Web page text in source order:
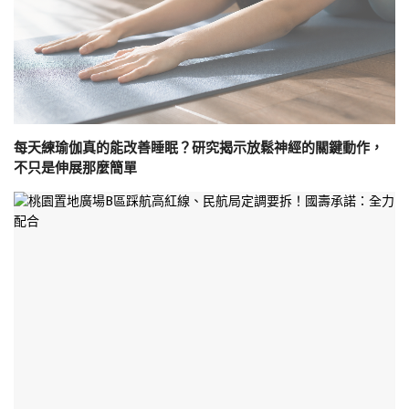
每天練瑜伽真的能改善睡眠？研究揭示放鬆神經的關鍵動作，
不只是伸展那麼簡單